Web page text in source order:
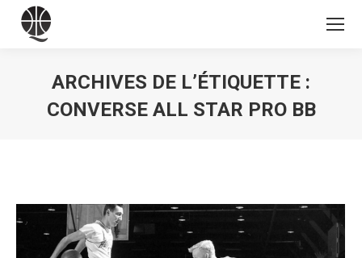
ARCHIVES DE L’ÉTIQUETTE :
CONVERSE ALL STAR PRO BB